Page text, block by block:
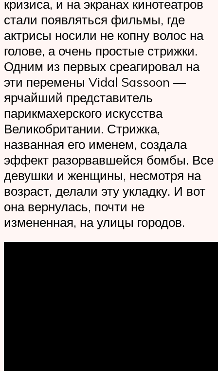
кризиса, и на экранах кинотеатров
стали появляться фильмы, где
актрисы носили не копну волос на
голове, а очень простые стрижки.
Одним из первых среагировал на
эти перемены Vidal Sassoon —
ярчайший представитель
парикмахерского искусства
Великобритании. Стрижка,
названная его именем, создала
эффект разорвавшейся бомбы. Все
девушки и женщины, несмотря на
возраст, делали эту укладку. И вот
она вернулась, почти не
измененная, на улицы городов.